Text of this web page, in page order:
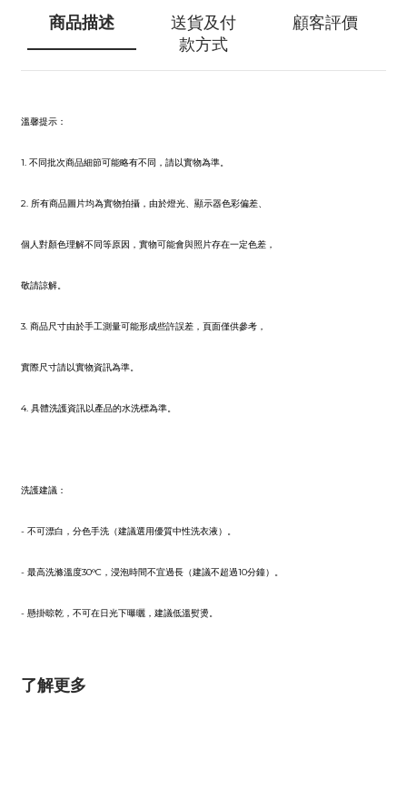
商品描述
送貨及付
款方式
顧客評價
溫馨提示 ：
1. 不同批次商品細節可能略有不同，請以實物為準。
2. 所有商品圖片均為實物拍攝，由於燈光、顯示器色彩偏差、
個人對顏色理解不同等原因，實物可能會與照片存在一定色差，
敬請諒解。
3. 商品尺寸由於手工測量可能形成些許誤差，頁面僅供參考，
實際尺寸請以實物資訊為準。
4. 具體洗護資訊以產品的水洗標為準。
洗護建議：
- 不可漂白，分色手洗（建議選用優質中性洗衣液）。
- 最高洗滌溫度30°C，浸泡時間不宜過長（建議不超過10分鐘）。
- 懸掛晾乾，不可在日光下曝曬，建議低溫熨燙。
了解更多